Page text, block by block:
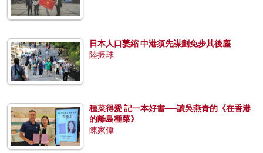
日本人口萎縮 中港須先謀劃免步其後塵
陸振球
種菜得愛 記一本好書──讀吳燕青的《在香港
的離島種菜》
陳家偉